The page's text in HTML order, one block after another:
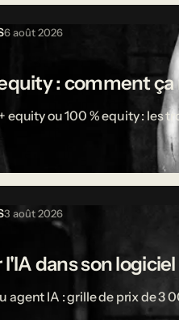
6 août 2026
: comment
equity ou 100 % equity : les
3 août 2026
dans son
agent IA : grille de prix de